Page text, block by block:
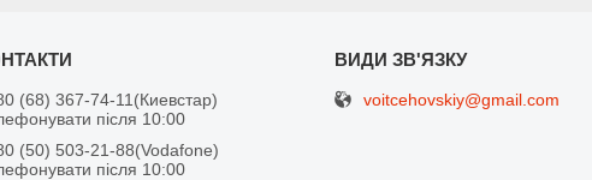
(68) 367-74-11 Киевстар
після 10:00
(50) 503-21-88 Vodafone
після 10:00
voitcehovskiy@gmail.com